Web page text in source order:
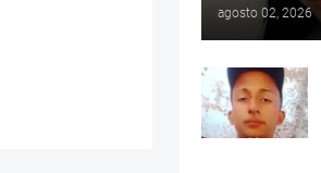
agosto 02, 2026